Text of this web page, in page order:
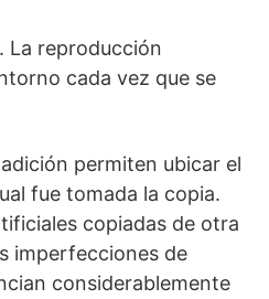
La reproducción
cada vez que se
permiten ubicar el
fue tomada la copia.
copiadas de otra
imperfecciones de
considerablemente